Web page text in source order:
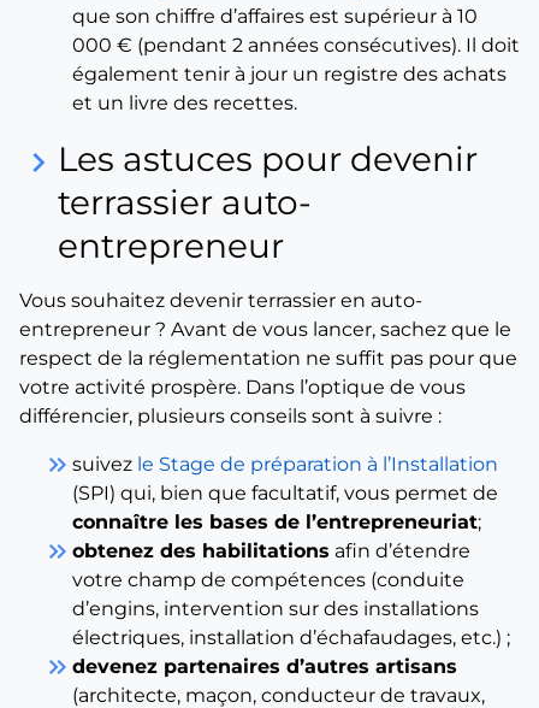
que son chiffre d’affaires est supérieur à 10
000 € (pendant 2 années consécutives). Il doit
également tenir à jour un registre des achats
et un livre des recettes.
keyboard_arrow_right Les astuces pour devenir
terrassier auto-
entrepreneur
Vous souhaitez devenir terrassier en auto-
entrepreneur ? Avant de vous lancer, sachez que le
respect de la réglementation ne suffit pas pour que
votre activité prospère. Dans l’optique de vous
différencier, plusieurs conseils sont à suivre :
keyboard_double_arrow_right suivez le Stage de préparation à l’Installation
(SPI) qui, bien que facultatif, vous permet de
connaître les bases de l’entrepreneuriat;
keyboard_double_arrow_right obtenez des habilitations afin d’étendre
votre champ de compétences (conduite
d’engins, intervention sur des installations
électriques, installation d’échafaudages, etc.) ;
keyboard_double_arrow_right devenez partenaires d’autres artisans
(architecte, maçon, conducteur de travaux,